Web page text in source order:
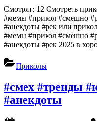
Смотрят: 12 Смотреть
#мемы #прикол #смешно
#анекдоты #рек или
#мемы #прикол #смешно
#анекдоты #рек 2025 в
Приколы
#смех #тренды
#анекдоты